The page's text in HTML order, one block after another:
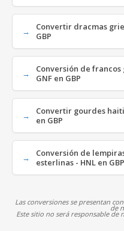
Convertir dracmas
GBP
Conversión de
GNF en GBP
Convertir gourdes
en GBP
Conversión de
esterlinas - HNL en GBP
Las conversiones se presentan
de
Este sitio no será responsable de